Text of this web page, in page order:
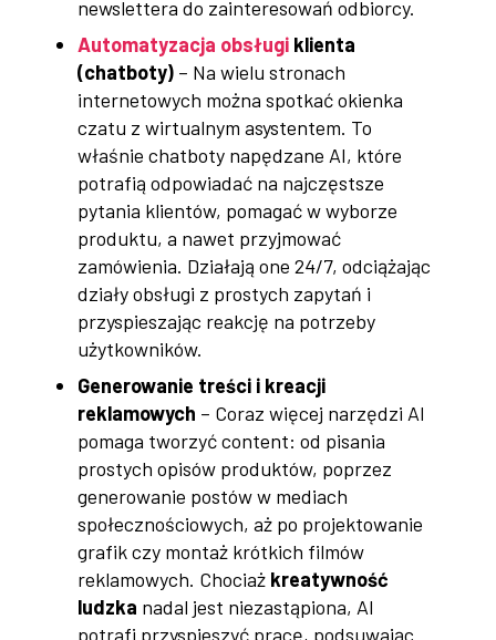
newslettera do zainteresowań odbiorcy.
Automatyzacja obsługi klienta
(chatboty) – Na wielu stronach
internetowych można spotkać okienka
czatu z wirtualnym asystentem. To
właśnie chatboty napędzane AI, które
potrafią odpowiadać na najczęstsze
pytania klientów, pomagać w wyborze
produktu, a nawet przyjmować
zamówienia. Działają one 24/7, odciążając
działy obsługi z prostych zapytań i
przyspieszając reakcję na potrzeby
użytkowników.
Generowanie treści i kreacji
reklamowych – Coraz więcej narzędzi AI
pomaga tworzyć content: od pisania
prostych opisów produktów, poprzez
generowanie postów w mediach
społecznościowych, aż po projektowanie
grafik czy montaż krótkich filmów
reklamowych. Chociaż kreatywność
ludzka nadal jest niezastąpiona, AI
potrafi przyspieszyć pracę, podsuwając